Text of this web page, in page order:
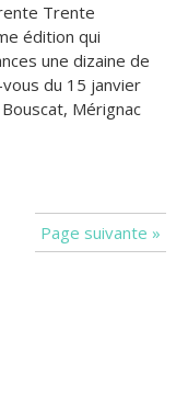
Trente
édition qui
une dizaine de
du 15 janvier
Mérignac
Page suivante »